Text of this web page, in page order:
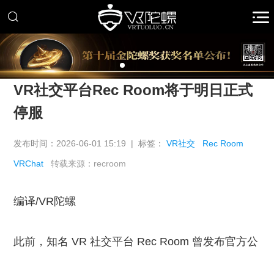
推广
VR社交平台Rec Room将于明日正式
停服
发布时间：2026-06-01 15:19 | 标签：VR社交 Rec Room
VRChat 转载来源：recroom
编译/VR陀螺
此前，知名 VR 社交平台 Rec Room 曾发布官方公